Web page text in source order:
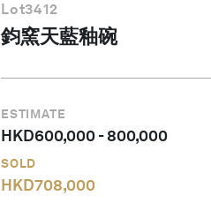
Lot3412
鈞窯天藍釉碗
ESTIMATE
HKD600,000-800,000
SOLD
HKD708,000